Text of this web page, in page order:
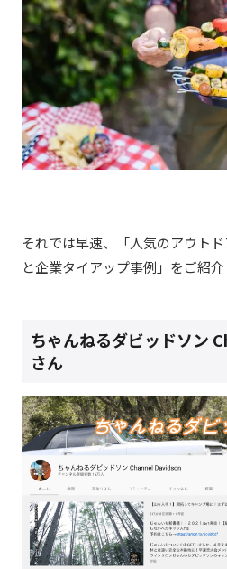
それでは早速、「人気のアウト
と企業タイアップ事例」をご紹介
ちゃんねるダビッドソン
さん